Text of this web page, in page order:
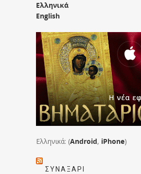
Ελληνικά
English
Ελληνικά: (Android, iPhone)
ΣΥΝΑΞΆΡΙ